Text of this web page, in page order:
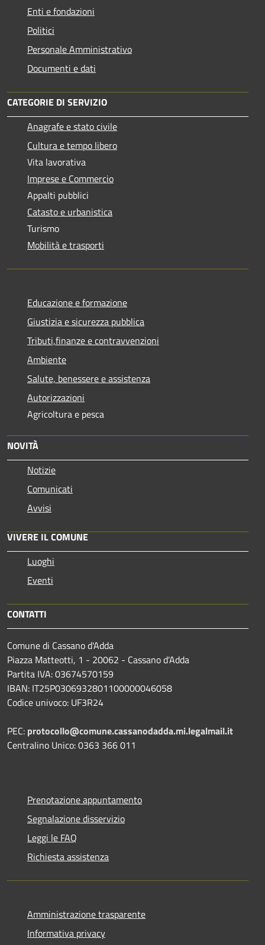
Enti e fondazioni
Politici
Personale Amministrativo
Documenti e dati
CATEGORIE DI SERVIZIO
Anagrafe e stato civile
Cultura e tempo libero
Vita lavorativa
Imprese e Commercio
Appalti pubblici
Catasto e urbanistica
Turismo
Mobilità e trasporti
Educazione e formazione
Giustizia e sicurezza pubblica
Tributi,finanze e contravvenzioni
Ambiente
Salute, benessere e assistenza
Autorizzazioni
Agricoltura e pesca
NOVITÀ
Notizie
Comunicati
Avvisi
VIVERE IL COMUNE
Luoghi
Eventi
CONTATTI
Comune di Cassano d'Adda
Piazza Matteotti, 1 - 20062 - Cassano d'Adda
Partita IVA: 03674570159
IBAN: IT25P0306932801100000046058
Codice univoco: UF3R24
PEC: protocollo@comune.cassanodadda.mi.legalmail.it
Centralino Unico: 0363 366 011
Prenotazione appuntamento
Segnalazione disservizio
Leggi le FAQ
Richiesta assistenza
Amministrazione trasparente
Informativa privacy